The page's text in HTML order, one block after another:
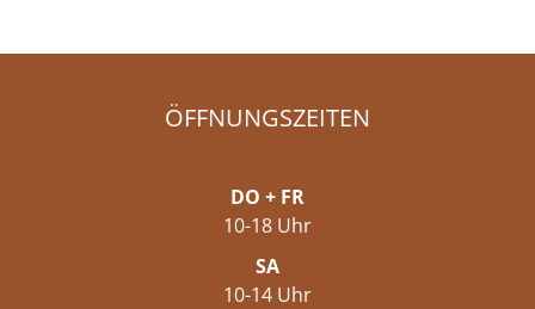
ÖFFNUNGSZEITEN
DO + FR
10-18 Uhr
SA
10-14 Uhr